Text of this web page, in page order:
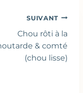
SUIVANT
Chou rôti à la
& comté
(chou lisse)